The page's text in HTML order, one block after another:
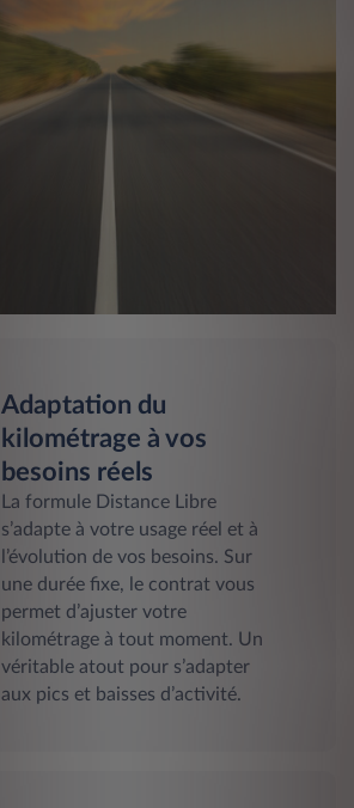
Adaptation du
kilométrage à vos
besoins réels
La formule Distance Libre
s’adapte à votre usage réel et à
l’évolution de vos besoins. Sur
une durée fixe, le contrat vous
permet d’ajuster votre
kilométrage à tout moment. Un
véritable atout pour s’adapter
aux pics et baisses d’activité.